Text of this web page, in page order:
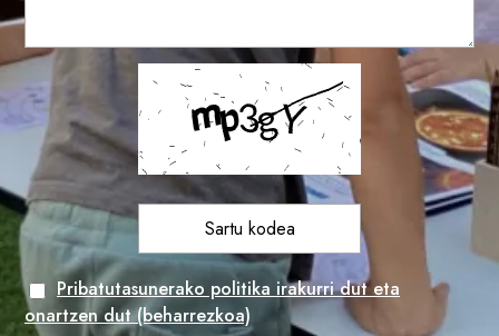
Pribatutasunerako politika irakurri dut eta
onartzen dut (beharrezkoa)